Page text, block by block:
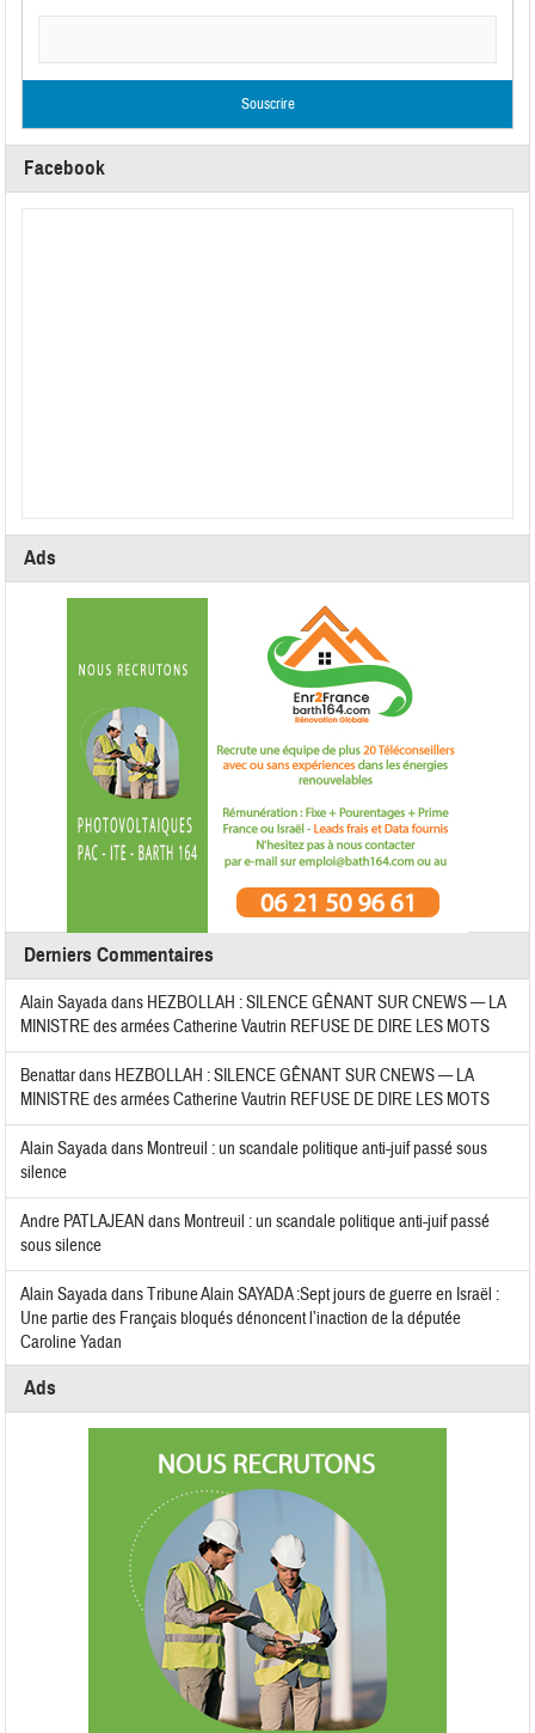
Facebook
Ads
Derniers Commentaires
Alain Sayadadans HEZBOLLAH : SILENCE GÊNANT SUR CNEWS — LA
MINISTRE des armées Catherine Vautrin REFUSE DE DIRE LES MOTS
Benattardans HEZBOLLAH : SILENCE GÊNANT SUR CNEWS — LA
MINISTRE des armées Catherine Vautrin REFUSE DE DIRE LES MOTS
Alain Sayadadans Montreuil : un scandale politique anti-juif passé sous
silence
Andre PATLAJEAN dans Montreuil : un scandale politique anti-juif passé
sous silence
Alain SayadadansTribune Alain SAYADA :Sept jours de guerre en Israël :
Une partie des Français bloqués dénoncent l’inaction de la députée
Caroline Yadan
Ads